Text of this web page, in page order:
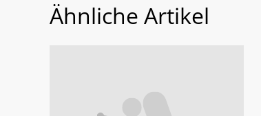
Ähnliche Artikel